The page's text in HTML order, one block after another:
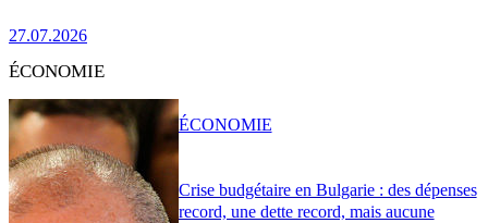
27.07.2026
ÉCONOMIE
Crise budgétaire en Bulgarie : des dépenses
record, une dette record, mais aucune
ÉCONOMIE